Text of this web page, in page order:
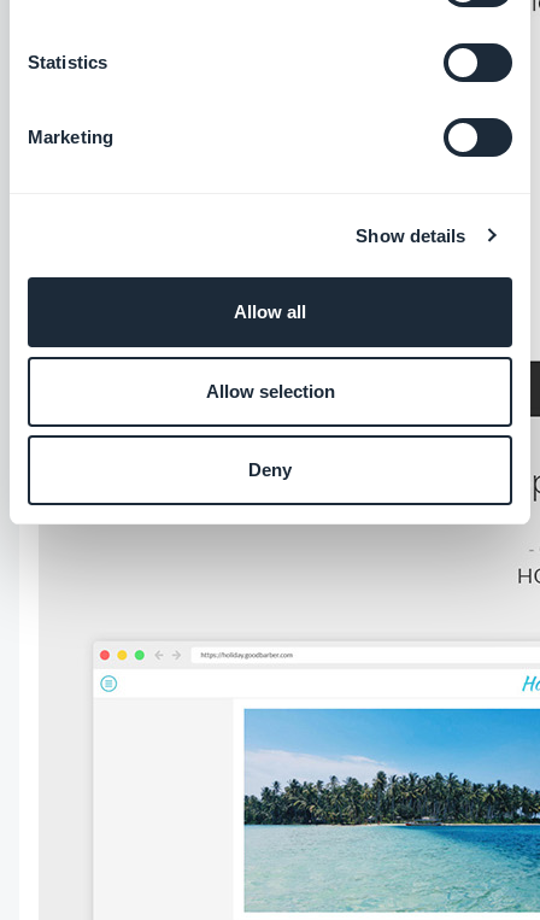
Statistics
Marketing
Show details
Allow all
Allow selection
Deny